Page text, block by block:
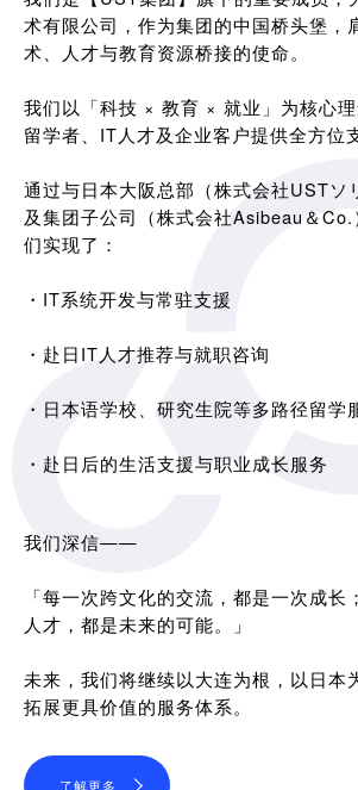
术有限公司，作为集团的中国桥头堡，
术、人才与教育资源桥接的使命。
我们以「科技 × 教育 × 就业」为核心
留学者、IT人才及企业客户提供全方位
通过与日本大阪总部（株式会社USTソ
及集团子公司（株式会社Asibeau＆
们实现了：
・IT系统开发与常驻支援
・赴日IT人才推荐与就职咨询
・日本语学校、研究生院等多路径留学
・赴日后的生活支援与职业成长服务
我们深信——
「每一次跨文化的交流，都是一次成长
人才，都是未来的可能。」
未来，我们将继续以大连为根，以日本
拓展更具价值的服务体系。
了解更多